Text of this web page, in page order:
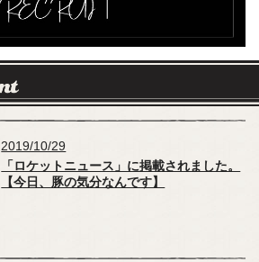
2019/10/29
「ロケットニュース」に掲載されました。
【今日、豚の気分なんです】